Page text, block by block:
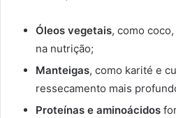
Óleos vegetais, como
na nutrição;
Manteigas, como karité e
ressecamento mais
Proteínas e aminoácidos